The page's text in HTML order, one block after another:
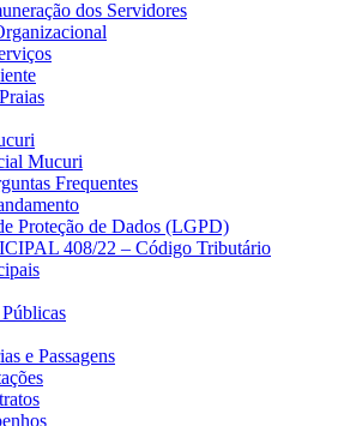
dos Servidores
Mucuri
Frequentes
Proteção de Dados (LGPD)
408/22 – Código Tributário
e Passagens